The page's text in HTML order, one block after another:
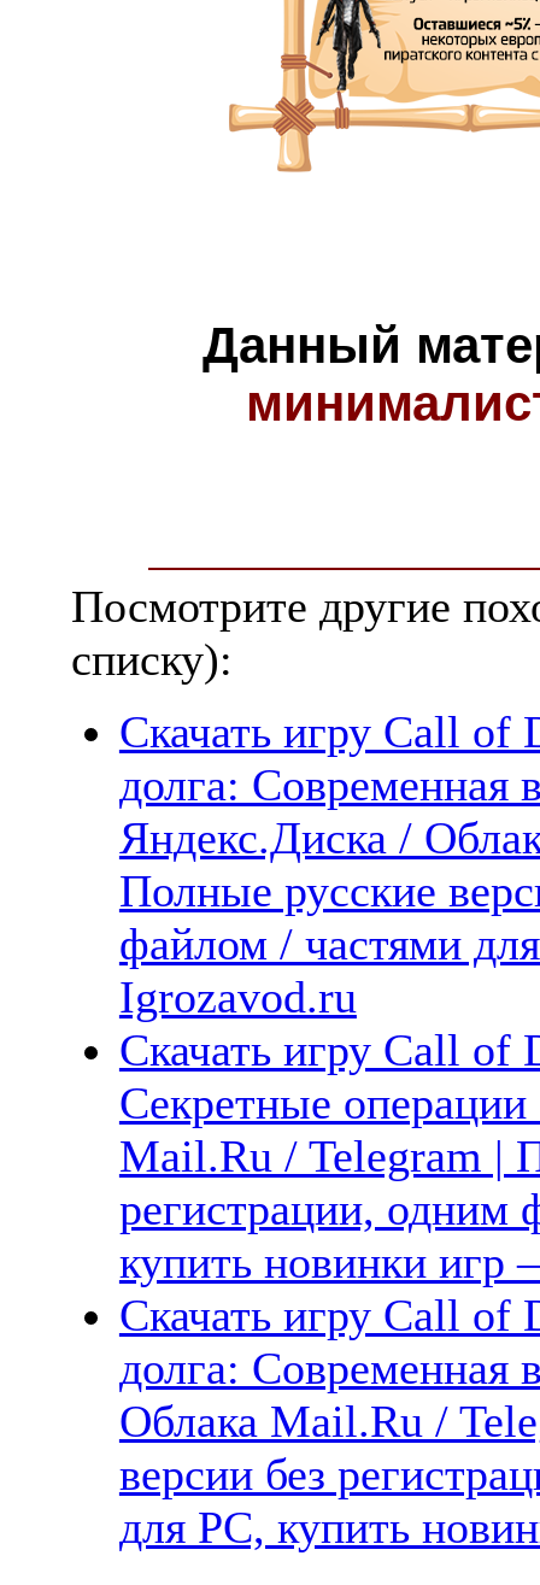
Данный
Посмотрите другие
списку):
Скачать игру Call
долга: Современная
Яндекс.Диска /
Полные русские
файлом / частями
Igrozavod.ru
Скачать игру Call of
Секретные
Mail.Ru / Telegram |
регистрации, одним
купить новинки
Скачать игру Call of
долга: Современная
Облака Mail.Ru /
версии без
для PC, купить